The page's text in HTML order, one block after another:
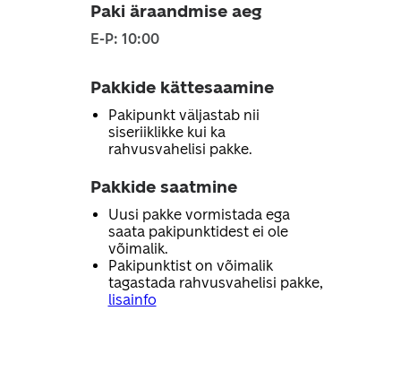
Paki äraandmise aeg
E-P: 10:00
Pakkide kättesaamine
Pakipunkt väljastab nii
siseriiklikke kui ka
rahvusvahelisi pakke.
Pakkide saatmine
Uusi pakke vormistada ega
saata pakipunktidest ei ole
võimalik.
Pakipunktist on võimalik
tagastada rahvusvahelisi pakke,
lisainfo